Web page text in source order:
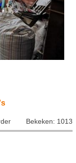
Bekeken: 1013